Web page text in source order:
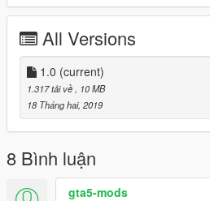
All Versions
1.0 (current)
1.317 tải về
, 10 MB
18 Tháng hai, 2019
8 Bình luận
gta5-mods